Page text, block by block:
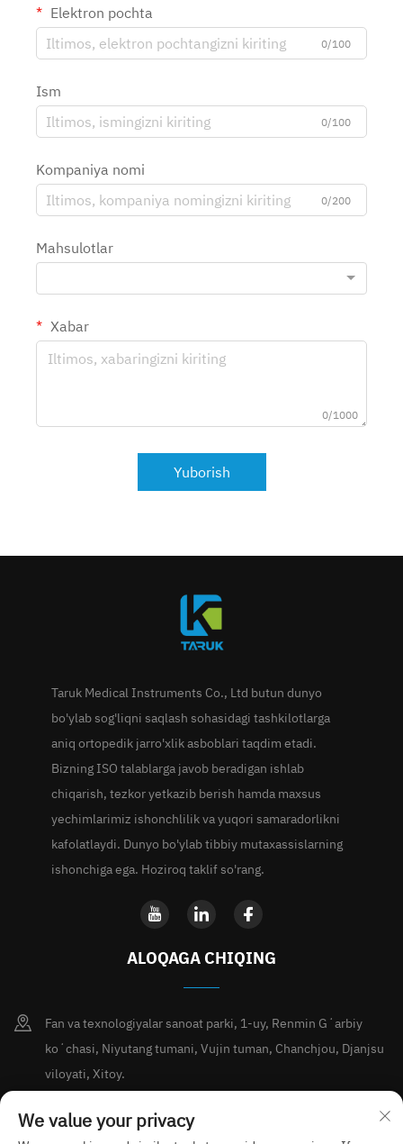
Elektron pochta
0/100
Ism
0/100
Kompaniya nomi
0/200
Mahsulotlar
Xabar
0/1000
Yuborish
Taruk Medical Instruments Co., Ltd butun dunyo
bo'ylab sog'liqni saqlash sohasidagi tashkilotlarga
aniq ortopedik jarro'xlik asboblari taqdim etadi.
Bizning ISO talablarga javob beradigan ishlab
chiqarish, tezkor yetkazib berish hamda maxsus
yechimlarimiz ishonchlilik va yuqori samaradorlikni
kafolatlaydi. Dunyo bo'ylab tibbiy mutaxassislarning
ishonchiga ega. Hoziroq taklif so'rang.
ALOQAGA CHIQING
Fan va texnologiyalar sanoat parki, 1-uy, Renmin Gʻarbiy
koʻchasi, Niyutang tumani, Vujin tuman, Chanchjou, Djanjsu
viloyati, Xitoy.
+86-15189713338
We value your privacy